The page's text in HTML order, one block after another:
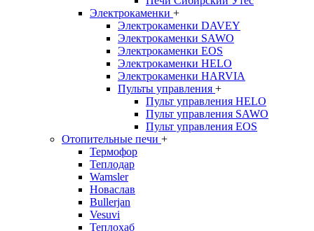
Электрокаменки +
Электрокаменки DAVEY
Электрокаменки SAWO
Электрокаменки EOS
Электрокаменки HELO
Электрокаменки HARVIA
Пульты управления +
Пульт управления HELO
Пульт управления SAWO
Пульт управления EOS
Отопительные печи +
Термофор
Теплодар
Wamsler
Новаслав
Bullerjan
Vesuvi
Теплохаб